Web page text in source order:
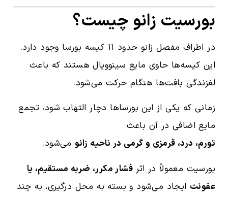
بورسیت زانو چیست؟
در اطراف مفصل زانو حدود ۱۱ کیسه بورسا وجود دارد.
این کیسه‌ها حاوی مایع سینوویال هستند که باعث
لغزندگی بافت‌ها هنگام حرکت می‌شود.
زمانی که یکی از این بورساها دچار التهاب شود، تجمع
مایع اضافی در آن باعث
تورم، درد، قرمزی و گرمی در ناحیه زانومی‌شود.
بورسیت معمولاً در اثر فشار مکرر، ضربه مستقیم، یا
عفونت ایجاد می‌شود و بسته به محل درگیری، به چند